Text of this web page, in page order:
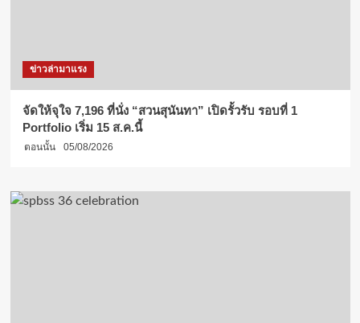
ข่าวล่ามาแรง
จัดให้จุใจ 7,196 ที่นั่ง “สวนสุนันทา” เปิดรั้วรับ รอบที่ 1
Portfolio เริ่ม 15 ส.ค.นี้
ตอนนั้น 05/08/2026